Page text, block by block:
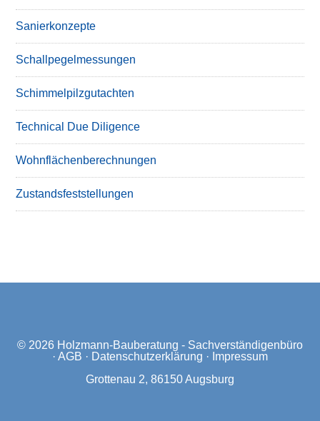
Sanierkonzepte
Schallpegelmessungen
Schimmelpilzgutachten
Technical Due Diligence
Wohnflächenberechnungen
Zustandsfeststellungen
© 2026 Holzmann-Bauberatung - Sachverständigenbüro
· AGB · Datenschutzerklärung · Impressum
Grottenau 2, 86150 Augsburg